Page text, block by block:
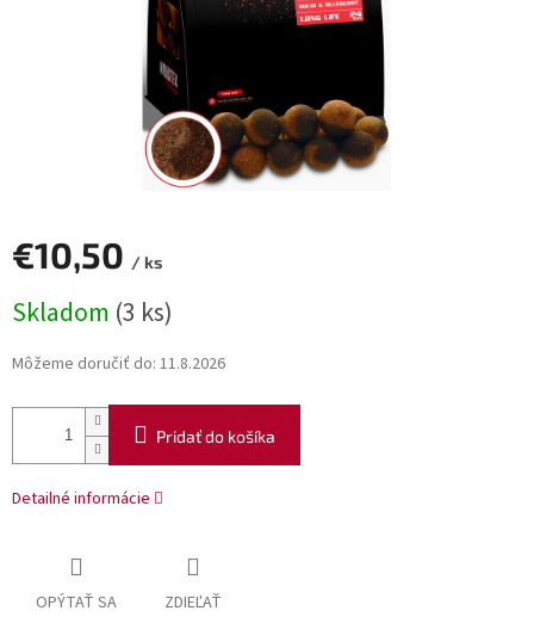
€10,50 / ks
cena:
Skladom (3 ks)
Môžeme doručiť do: 11.8.2026
Pridať do košíka
Detailné informácie
OPÝTAŤ SA ZDIEĽAŤ